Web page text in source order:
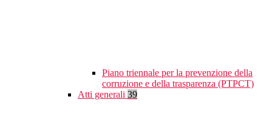
Piano triennale per la prevenzione della
corruzione e della trasparenza (PTPCT)
Atti generali 39